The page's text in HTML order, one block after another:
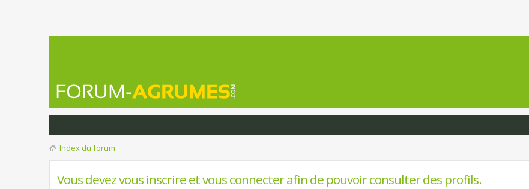
Index du forum
Vous devez vous inscrire et vous connecter afin de pouvoir consulter des profils.